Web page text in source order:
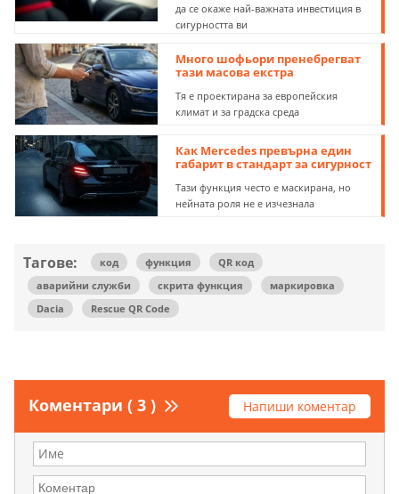
да се окаже най-важната инвестиция в
сигурността ви
Много шофьори пренебрегват
тази масова екстра
Тя е проектирана за европейския
климат и за градска среда
Как Mercedes превърна един
габарит в стандарт за сигурност
Тази функция често е маскирана, но
нейната роля не е изчезнала
Тагове: код функция
QR код
аварийни служби
скрита функция
маркировка
Dacia
Rescue QR Code
Коментари ( 3 ) Напиши коментар